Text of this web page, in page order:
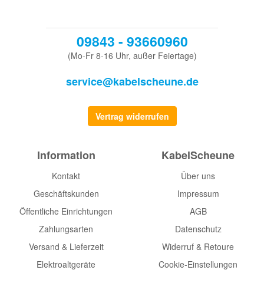
09843 - 93660960
(Mo-Fr 8-16 Uhr, außer Feiertage)
service@kabelscheune.de
Vertrag widerrufen
Information
Kontakt
Geschäftskunden
Öffentliche Einrichtungen
Zahlungsarten
Versand & Lieferzeit
Elektroaltgeräte
KabelScheune
Über uns
Impressum
AGB
Datenschutz
Widerruf & Retoure
Cookie-Einstellungen